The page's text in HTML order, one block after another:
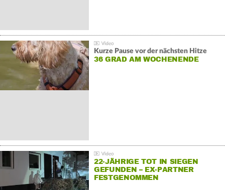
Kurze Pause vor der nächsten Hitze
36 GRAD AM WOCHENENDE
22-JÄHRIGE TOT IN SIEGEN
GEFUNDEN – EX-PARTNER
FESTGENOMMEN